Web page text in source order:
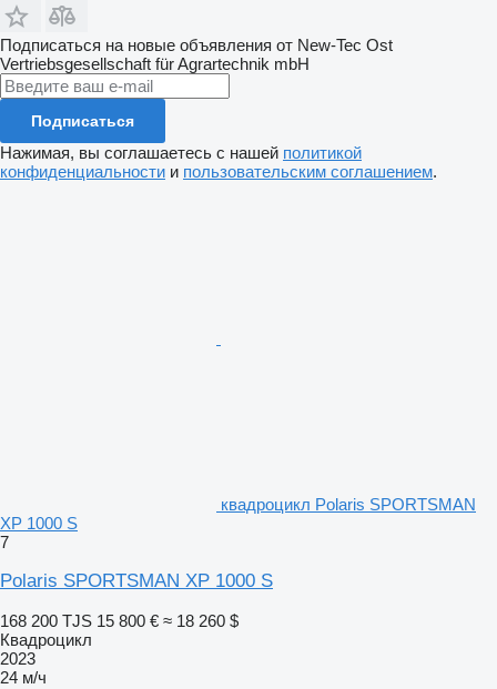
Подписаться на новые объявления от New-Tec Ost
Vertriebsgesellschaft für Agrartechnik mbH
Подписаться
Нажимая, вы соглашаетесь с нашей политикой
конфиденциальности и пользовательским соглашением.
квадроцикл Polaris SPORTSMAN
XP 1000 S
7
Polaris SPORTSMAN XP 1000 S
168 200 TJS 15 800 € ≈ 18 260 $
Квадроцикл
2023
24 м/ч